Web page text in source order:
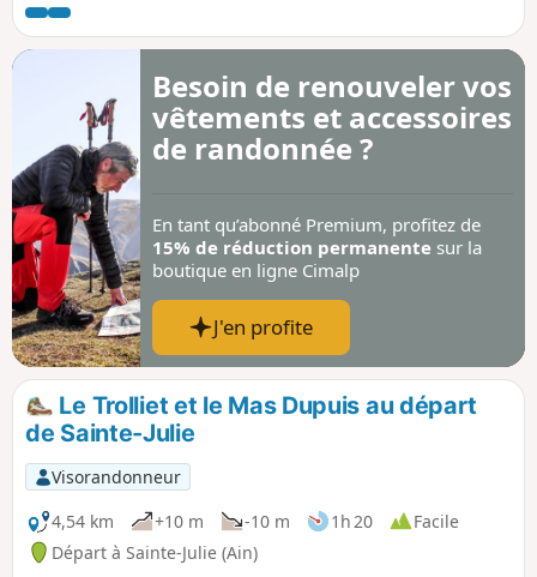
parcours afin de faciliter les balades sur la commune.
Besoin de renouveler vos
vêtements et accessoires
de randonnée ?
En tant qu’abonné Premium, profitez de
15% de réduction permanente sur la
boutique en ligne Cimalp
J'en profite
Le Trolliet et le Mas Dupuis au départ
de Sainte-Julie
Visorandonneur
4,54 km
+10 m -10 m 1h 20
Facile
Départ à Sainte-Julie (Ain)